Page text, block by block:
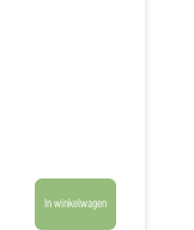
In winkelwagen